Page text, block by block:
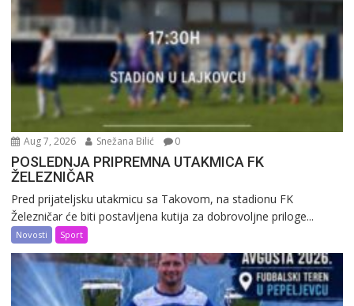
Aug 7, 2026 Snežana Bilić 0
POSLEDNJA PRIPREMNA UTAKMICA FK
ŽELEZNIČAR
Pred prijateljsku utakmicu sa Takovom, na stadionu FK
Železničar će biti postavljena kutija za dobrovoljne priloge...
Novosti Sport